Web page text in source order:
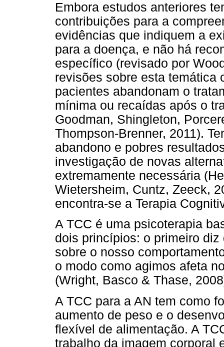
Embora estudos anteriores
contribuições para a
evidências que indiquem a
para a doença, e não há
específico (revisado por
revisões sobre esta temática
pacientes abandonam o
mínima ou recaídas após o
Goodman, Shingleton,
Thompson-Brenner, 2011).
abandono e pobres
investigação de novas
extremamente necessária
Wietersheim, Cuntz, Zeeck,
encontra-se a Terapia
A TCC é uma psicoterapia
dois princípios: o primeiro
sobre o nosso
o modo como agimos afeta
(Wright, Basco & Thase,
A TCC para a AN tem como
aumento de peso e o
flexível de alimentação. A
trabalho da imagem corporal